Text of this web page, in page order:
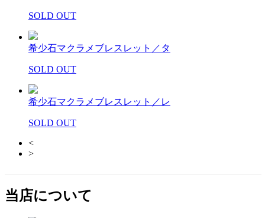
SOLD OUT
希少石マクラメブレスレット／タ
SOLD OUT
希少石マクラメブレスレット／レ
SOLD OUT
<
>
当店について